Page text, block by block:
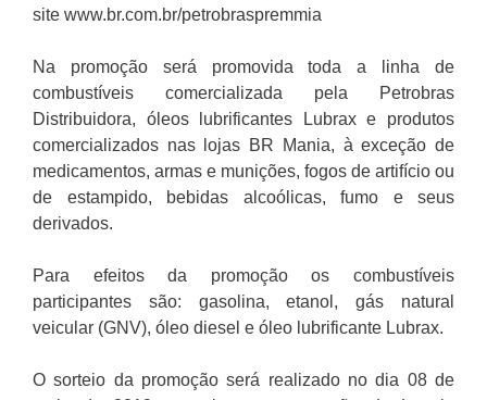
site www.br.com.br/petrobraspremmia
Na promoção será promovida toda a linha de
combustíveis comercializada pela Petrobras
Distribuidora, óleos lubrificantes Lubrax e produtos
comercializados nas lojas BR Mania, à exceção de
medicamentos, armas e munições, fogos de artifício ou
de estampido, bebidas alcoólicas, fumo e seus
derivados.
Para efeitos da promoção os combustíveis
participantes são: gasolina, etanol, gás natural
veicular (GNV), óleo diesel e óleo lubrificante Lubrax.
O sorteio da promoção será realizado no dia 08 de